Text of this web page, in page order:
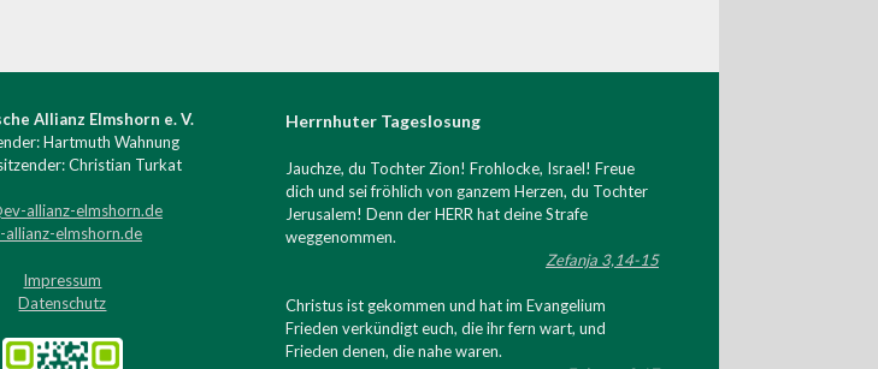
Allianz Elmshorn e. V.
Hartmuth Wahnung
Christian Turkat
allianz-elmshorn.de
allianz-elmshorn.de
Impressum
Datenschutz
Herrnhuter Tageslosung
Jauchze, du Tochter Zion! Frohlocke, Israel! Freue
dich und sei fröhlich von ganzem Herzen, du Tochter
Jerusalem! Denn der HERR hat deine Strafe
weggenommen.
Zefanja 3,14-15
Christus ist gekommen und hat im Evangelium
Frieden verkündigt euch, die ihr fern wart, und
Frieden denen, die nahe waren.